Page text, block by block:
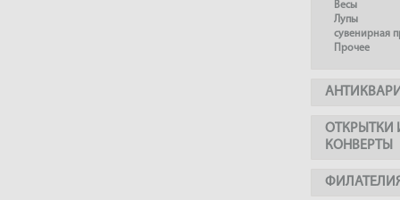
Весы
Лупы
сувенирная
Прочее
ОТКРЫТКИ
КОНВЕРТЫ